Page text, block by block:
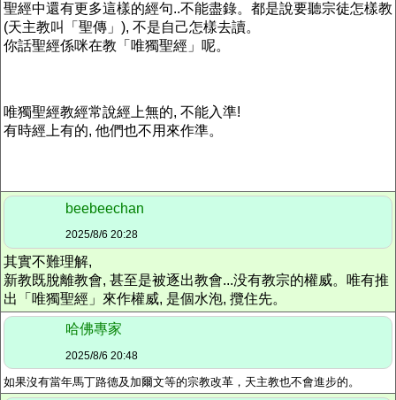
聖經中還有更多這樣的經句..不能盡錄。都是說要聽宗徒怎樣教
(天主教叫「聖傳」), 不是自己怎樣去讀。
你話聖經係咪在教「唯獨聖經」呢。
唯獨聖經教經常說經上無的, 不能入準!
有時經上有的, 他們也不用來作準。
beebeechan
2025/8/6 20:28
其實不難理解,
新教既脫離教會, 甚至是被逐出教會...没有教宗的權威。唯有推
出「唯獨聖經」來作權威, 是個水泡, 攬住先。
哈佛專家
2025/8/6 20:48
如果沒有當年馬丁路德及加爾文等的宗教改革，天主教也不會進步的。